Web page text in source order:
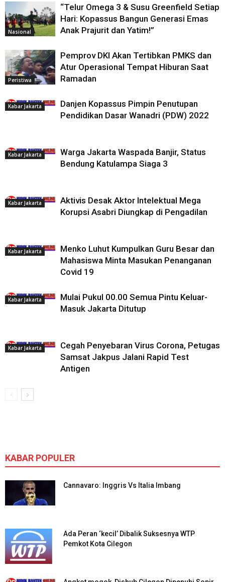
Nasional
“Telur Omega 3 & Susu Greenfield Setiap
Hari: Kopassus Bangun Generasi Emas
Anak Prajurit dan Yatim!”
Peristiwa
Pemprov DKI Akan Tertibkan PMKS dan
Atur Operasional Tempat Hiburan Saat
Ramadan
Kabar Jakarta
Danjen Kopassus Pimpin Penutupan
Pendidikan Dasar Wanadri (PDW) 2022
Kabar Jakarta
Warga Jakarta Waspada Banjir, Status
Bendung Katulampa Siaga 3
Kabar Jakarta
Aktivis Desak Aktor Intelektual Mega
Korupsi Asabri Diungkap di Pengadilan
Kabar Jakarta
Menko Luhut Kumpulkan Guru Besar dan
Mahasiswa Minta Masukan Penanganan
Covid 19
Kabar Jakarta
Mulai Pukul 00.00 Semua Pintu Keluar-
Masuk Jakarta Ditutup
Kabar Jakarta
Cegah Penyebaran Virus Corona, Petugas
Samsat Jakpus Jalani Rapid Test
Antigen
KABAR POPULER
Cannavaro: Inggris Vs Italia Imbang
Ada Peran ‘kecil’ Dibalik Suksesnya WTP
Pemkot Kota Cilegon